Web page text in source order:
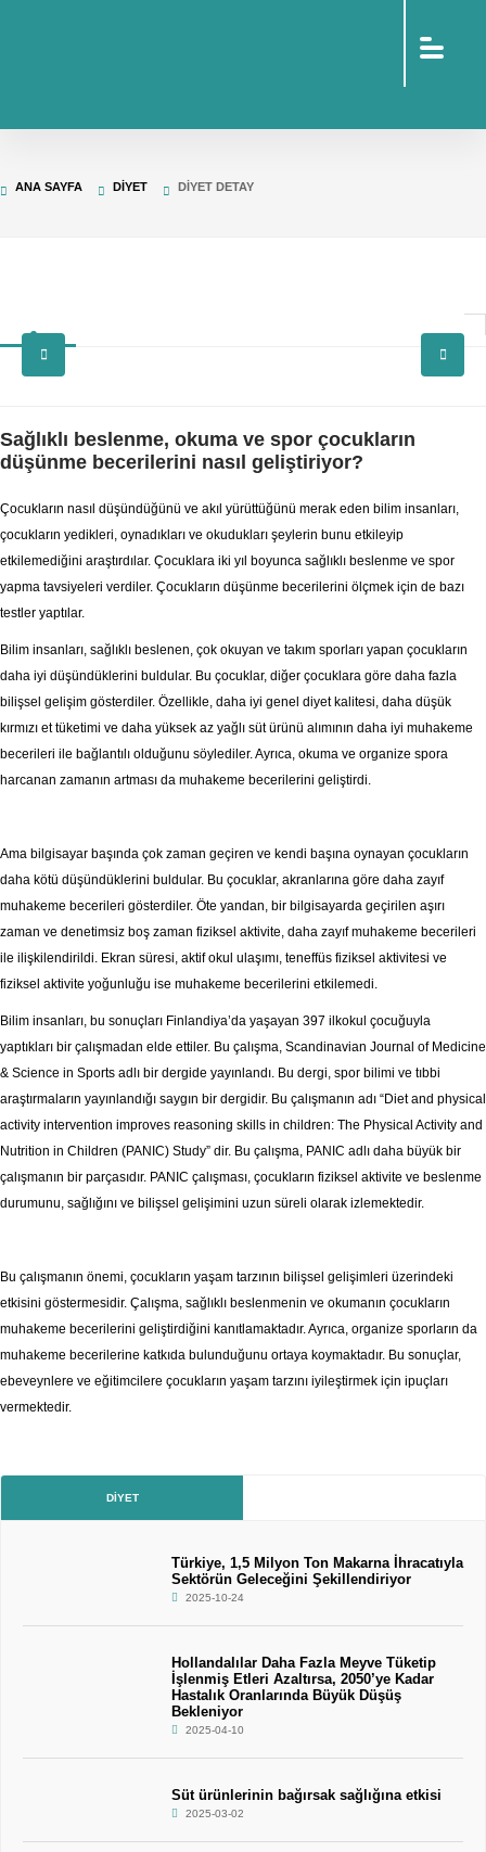
ANA SAYFA DIYET DIYET DETAY
Sağlıklı beslenme, okuma ve spor çocukların
düşünme becerilerini nasıl geliştiriyor?
Çocukların nasıl düşündüğünü ve akıl yürüttüğünü merak eden bilim insanları,
çocukların yedikleri, oynadıkları ve okudukları şeylerin bunu etkileyip
etkilemediğini araştırdılar. Çocuklara iki yıl boyunca sağlıklı beslenme ve spor
yapma tavsiyeleri verdiler. Çocukların düşünme becerilerini ölçmek için de bazı
testler yaptılar.
Bilim insanları, sağlıklı beslenen, çok okuyan ve takım sporları yapan çocukların
daha iyi düşündüklerini buldular. Bu çocuklar, diğer çocuklara göre daha fazla
bilişsel gelişim gösterdiler. Özellikle, daha iyi genel diyet kalitesi, daha düşük
kırmızı et tüketimi ve daha yüksek az yağlı süt ürünü alımının daha iyi muhakeme
becerileri ile bağlantılı olduğunu söylediler. Ayrıca, okuma ve organize spora
harcanan zamanın artması da muhakeme becerilerini geliştirdi.
Ama bilgisayar başında çok zaman geçiren ve kendi başına oynayan çocukların
daha kötü düşündüklerini buldular. Bu çocuklar, akranlarına göre daha zayıf
muhakeme becerileri gösterdiler. Öte yandan, bir bilgisayarda geçirilen aşırı
zaman ve denetimsiz boş zaman fiziksel aktivite, daha zayıf muhakeme becerileri
ile ilişkilendirildi. Ekran süresi, aktif okul ulaşımı, teneffüs fiziksel aktivitesi ve
fiziksel aktivite yoğunluğu ise muhakeme becerilerini etkilemedi.
Bilim insanları, bu sonuçları Finlandiya’da yaşayan 397 ilkokul çocuğuyla
yaptıkları bir çalışmadan elde ettiler. Bu çalışma, Scandinavian Journal of Medicine
& Science in Sports adlı bir dergide yayınlandı. Bu dergi, spor bilimi ve tıbbi
araştırmaların yayınlandığı saygın bir dergidir. Bu çalışmanın adı “Diet and physical
activity intervention improves reasoning skills in children: The Physical Activity and
Nutrition in Children (PANIC) Study” dir. Bu çalışma, PANIC adlı daha büyük bir
çalışmanın bir parçasıdır. PANIC çalışması, çocukların fiziksel aktivite ve beslenme
durumunu, sağlığını ve bilişsel gelişimini uzun süreli olarak izlemektedir.
Bu çalışmanın önemi, çocukların yaşam tarzının bilişsel gelişimleri üzerindeki
etkisini göstermesidir. Çalışma, sağlıklı beslenmenin ve okumanın çocukların
muhakeme becerilerini geliştirdiğini kanıtlamaktadır. Ayrıca, organize sporların da
muhakeme becerilerine katkıda bulunduğunu ortaya koymaktadır. Bu sonuçlar,
ebeveynlere ve eğitimcilere çocukların yaşam tarzını iyileştirmek için ipuçları
vermektedir.
DIYET
Türkiye, 1,5 Milyon Ton Makarna İhracatıyla
Sektörün Geleceğini Şekillendiriyor
2025-10-24
Hollandalılar Daha Fazla Meyve Tüketip
İşlenmiş Etleri Azaltırsa, 2050’ye Kadar
Hastalık Oranlarında Büyük Düşüş
Bekleniyor
2025-04-10
Süt ürünlerinin bağırsak sağlığına etkisi
2025-03-02
sohbet
elektronik